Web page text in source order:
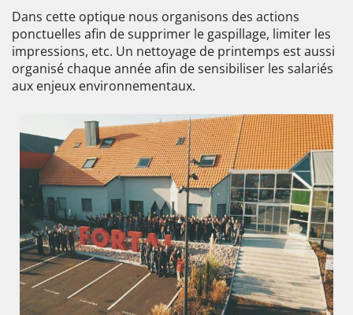
Dans cette optique nous organisons des actions
ponctuelles afin de supprimer le gaspillage, limiter les
impressions, etc. Un nettoyage de printemps est aussi
organisé chaque année afin de sensibiliser les salariés
aux enjeux environnementaux.